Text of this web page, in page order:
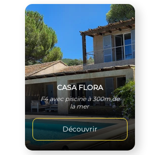
CASA FLORA
F4 avec piscine à 300m de
la mer
Découvrir